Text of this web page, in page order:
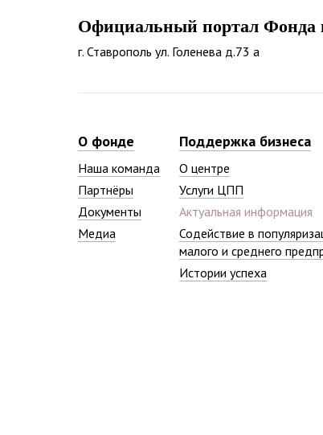
Официальный портал Фонда
г. Ставрополь ул. Голенева д.73 а
О фонде
Наша команда
Партнёры
Документы
Медиа
Поддержка бизнеса
О центре
Услуги ЦПП
Актуальная информация
Содействие в
малого и среднего
Истории успеха